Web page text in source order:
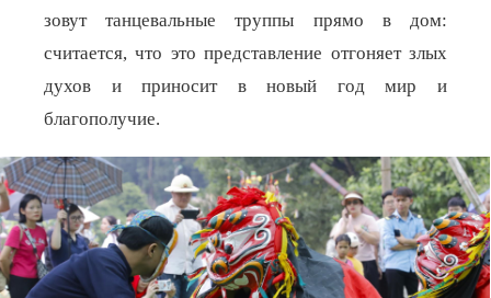
зовут танцевальные труппы прямо в дом:
считается, что это представление отгоняет злых
духов и приносит в новый год мир и
благополучие.